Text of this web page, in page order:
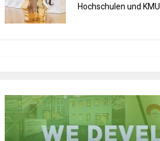
Hochschulen und KMU